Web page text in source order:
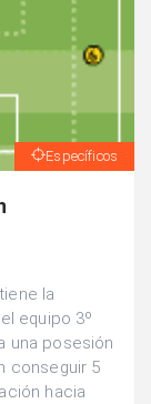
Específicos
la
equipo 3º
una posesión
conseguir 5
hacia